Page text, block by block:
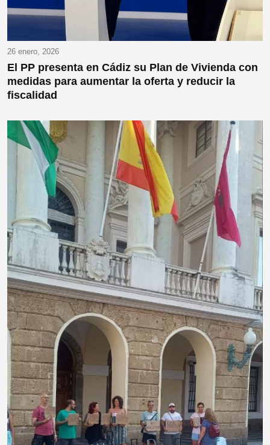
26 enero, 2026
El PP presenta en Cádiz su Plan de Vivienda con
medidas para aumentar la oferta y reducir la
fiscalidad